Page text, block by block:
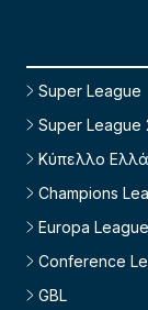
Super League
Super League
Κύπελλο
Champions
Europa League
Conference
GBL